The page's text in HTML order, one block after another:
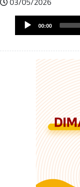
Fichier
Audio
Player 00:00